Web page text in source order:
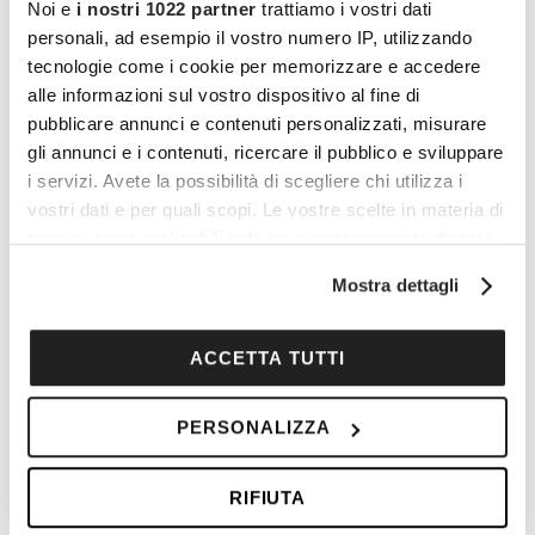
Noi e i nostri 1022 partner trattiamo i vostri dati
personali, ad esempio il vostro numero IP, utilizzando
tecnologie come i cookie per memorizzare e accedere
alle informazioni sul vostro dispositivo al fine di
pubblicare annunci e contenuti personalizzati, misurare
gli annunci e i contenuti, ricercare il pubblico e sviluppare
i servizi. Avete la possibilità di scegliere chi utilizza i
vostri dati e per quali scopi. Le vostre scelte in materia di
modificare o revocare il proprio consenso in qualsiasi
sull'icona di attivazione della privacy.
raccogliere informazioni sulla tua posizione
geografica, con un'approssimazione di qualche
Identificare il tuo dispositivo, scansionandolo
Mostra dettagli
ACCETTA TUTTI
PERSONALIZZA
RIFIUTA
Da martedì 3 giugno
arriva su Canale 5 “La
forza di una donna”
Il palinsesto Mediaset ci propone delle interessanti
novità per farci compagnia durante questa estate: si
LEGGI L'ARTICOLO